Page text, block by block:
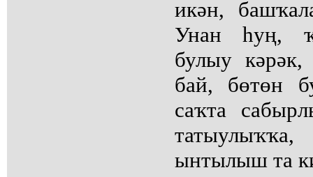
икән,
Унан һуң,
булыу
бай, бөтөн
саҡта
ынтылыш та